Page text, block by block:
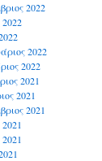
2022
2022
2022
2022
2021
2021
2021